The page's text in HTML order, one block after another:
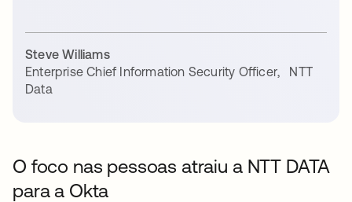
Steve Williams
Enterprise Chief Information Security Officer
NTT
Data
O foco nas pessoas atraiu a NTT DATA
para a Okta